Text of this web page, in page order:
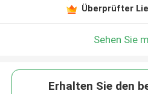
Überprüfter
Sehen Sie
Erhalten Sie den